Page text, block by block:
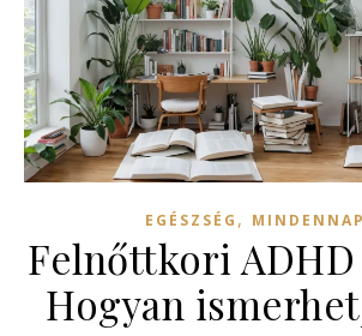
EGÉSZSÉG ,
Felnőttkori
Hogyan